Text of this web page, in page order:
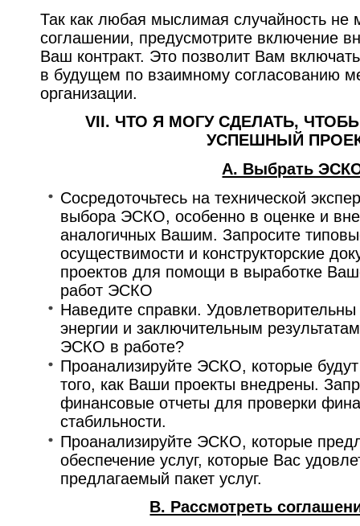
Так как любая мыслимая случайность не
соглашении, предусмотрите включение
Ваш контракт. Это позволит Вам
в будущем по взаимному согласованию
организации.
VII. ЧТО Я МОГУ СДЕЛАТЬ,
УСПЕШНЫЙ
A. Выбрать
Сосредоточьтесь на технической
выбора ЭСКО, особенно в оценке и
аналогичных Вашим. Запросите
осуществимости и конструкторские
проектов для помощи в выработке
работ ЭСКО
Наведите справки.
энергии и заключительным
ЭСКО в работе?
Проанализируйте ЭСКО, которые будут
того, как Ваши проекты внедрены.
финансовые отчеты для проверки
стабильности.
Проанализируйте ЭСКО, которые
обеспечение услуг, которые Вас
предлагаемый пакет услуг.
B. Рассмотреть